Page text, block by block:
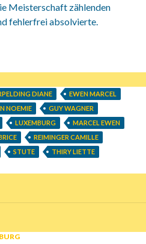
Meisterschaft zählenden
fehlerfrei absolvierte.
Luxemburg 2013
DIANE
EWEN MARCEL
NOEMIE
GUY WAGNER
LUXEMBURG
MARCEL EWEN
REIMINGER CAMILLE
STUTE
THIRY LIETTE